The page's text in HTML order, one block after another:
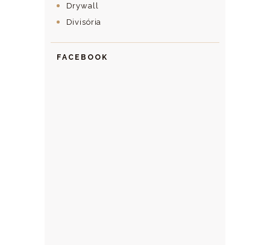
Drywall
Divisória
FACEBOOK